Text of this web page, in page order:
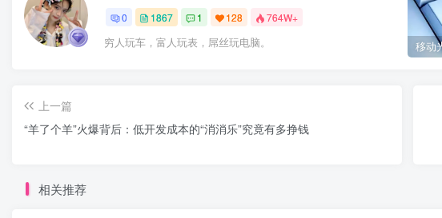
0 1867 1 128 764W+
穷人玩车，富人玩表，屌丝玩电脑。
上一篇
“羊了个羊”火爆背后：低开发成本的“消消乐”究竟有多挣钱
相关推荐